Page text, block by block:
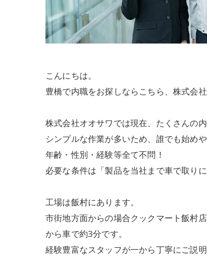
こんにちは。
豊橋で内職をお探しならこちら、株式会社
株式会社オオサワでは現在、たくさんの
シンプルな作業が多いため、誰でも始め
年齢・性別・経験等全て不問！
必要な条件は「製品を当社まで車で取り
工場は飯村にあります。
市街地方面からの場合クックマート飯村
から車で約3分です。
経験豊富なスタッフが一から丁寧にご説明